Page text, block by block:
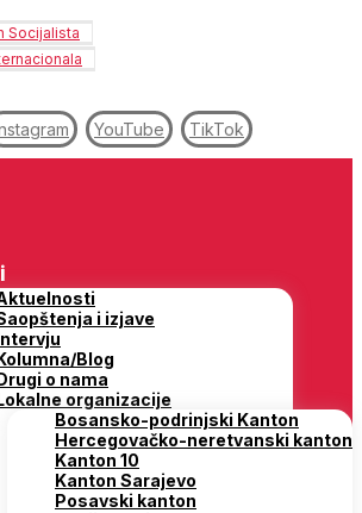
Socijalista
YouTube TikTok
i izjave
Blog
o nama
organizacije
Bosansko-podrinjski Kanton
Hercegovačko-neretvanski kanton
Kanton 10
Kanton Sarajevo
Posavski kanton